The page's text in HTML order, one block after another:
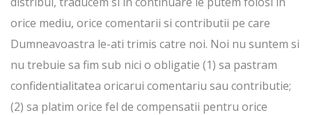
orice mediu, orice comentarii si contributii pe care
Dumneavoastra le-ati trimis catre noi. Noi nu suntem si
nu trebuie sa fim sub nici o obligatie (1) sa pastram
confidentialitatea oricarui comentariu sau contributie;
(2) sa platim orice fel de compensatii pentru orice